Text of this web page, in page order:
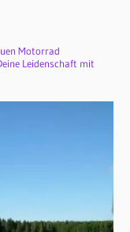
Motorrad
Leidenschaft mit